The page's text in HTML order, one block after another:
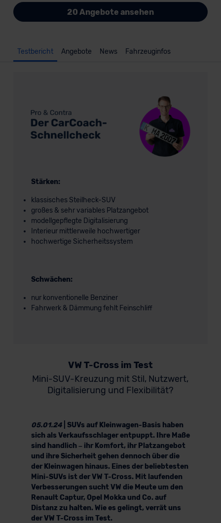
20 Angebote ansehen
Testbericht Angebote News Fahrzeuginfos
Stärken:
klassisches Steilheck-SUV
großes & sehr variables Platzangebot
modellgepflegte Digitalisierung
Interieur mittlerweile hochwertiger
hochwertige Sicherheitssystem
Schwächen:
nur konventionelle Benziner
Fahrwerk & Dämmung fehlt Feinschliff
VW T-Cross im Test
Mini-SUV-Kreuzung mit Stil, Nutzwert,
Digitalisierung und Flexibilität?
05.01.24| SUVs auf Kleinwagen-Basis haben
sich als Verkaufsschlager entpuppt. Ihre Maße
sind handlich – ihr Komfort, ihr Platzangebot
und ihre Sicherheit gehen dennoch über die
der Kleinwagen hinaus. Eines der beliebtesten
Mini-SUVs ist der VW T-Cross. Mit laufenden
Verbesserungen sucht VW die Meute um den
Renault Captur, Opel Mokka und Co. auf
Distanz zu halten. Wie es gelingt, verrät uns
der VW T-Cross im Test.